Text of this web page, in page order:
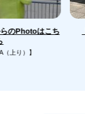
のPhotoはこち
（上り）】